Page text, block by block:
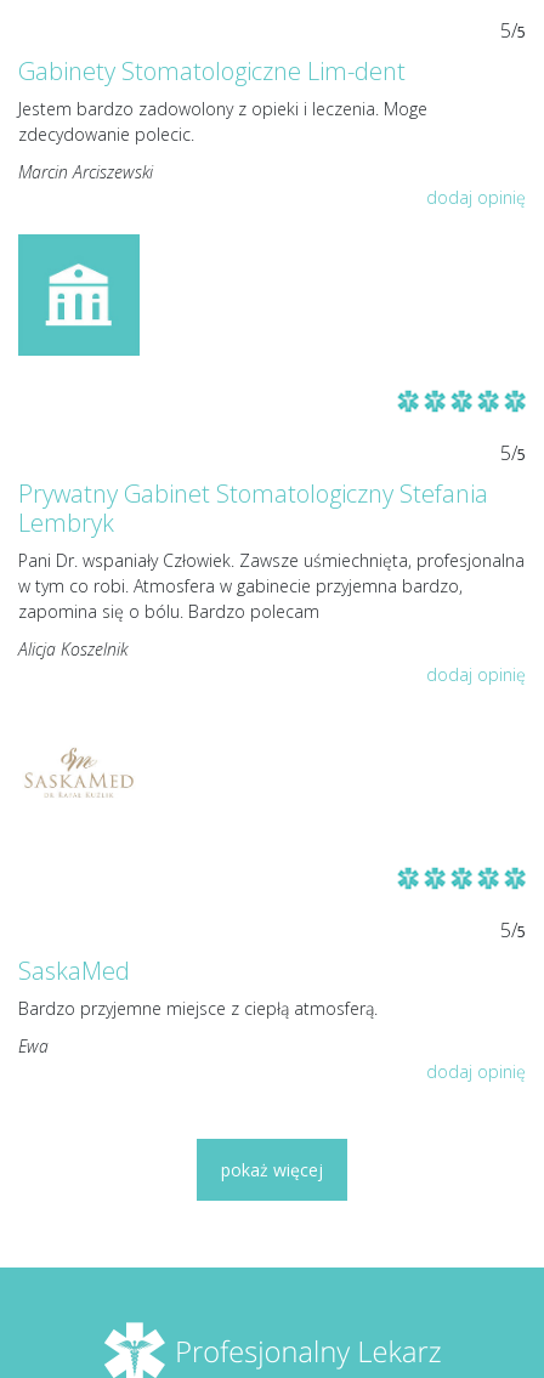
5/5
Gabinety Stomatologiczne Lim-dent
Jestem bardzo zadowolony z opieki i leczenia. Moge
zdecydowanie polecic.
Marcin Arciszewski
dodaj opinię
5/5
Prywatny Gabinet Stomatologiczny Stefania
Lembryk
Pani Dr. wspaniały Człowiek. Zawsze uśmiechnięta, profesjonalna
w tym co robi. Atmosfera w gabinecie przyjemna bardzo,
zapomina się o bólu. Bardzo polecam
Alicja Koszelnik
dodaj opinię
5/5
SaskaMed
Bardzo przyjemne miejsce z ciepłą atmosferą.
Ewa
dodaj opinię
pokaż więcej